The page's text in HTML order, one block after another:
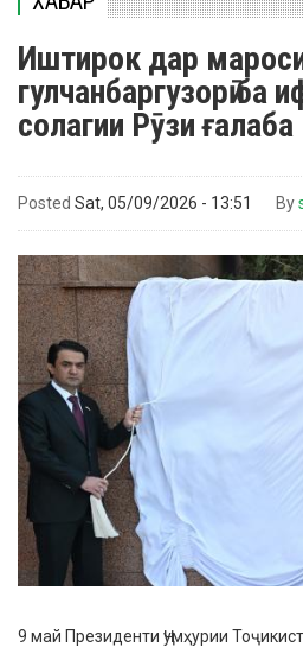
Иштирок дар
гулчанбаргузорӣ ба
солагии Рӯзи ғалаба
Posted Sat, 05/09/2026 - 13:51 By
9 май Президенти Ҷумҳурии